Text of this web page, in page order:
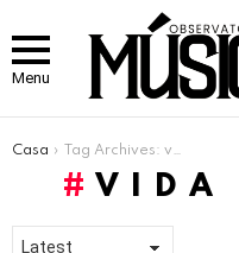
Menu
Você está aqui:
Casa Tag Archives: vida pessoal
VIDA